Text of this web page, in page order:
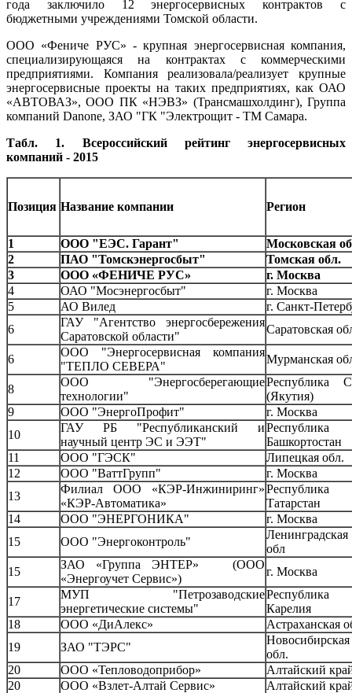
года заключило 12 энергосервисных контрактов с
бюджетными учреждениями Томской области.
ООО «Фениче РУС» - крупная энергосервисная компания,
специализирующаяся на контрактах с коммерческими
предприятиями. Компания реализовала/реализует крупные
энергосервисные проекты на таких предприятиях, как ОАО
«АВТОВАЗ», ООО ПК «НЭВЗ» (Трансмашхолдинг), Группа
компаний Danone, ЗАО "ГК "Электрощит - ТМ Самара.
Табл. 1. Всероссийский рейтинг энергосервисных
компаний - 2015
Позиция Название компании Регион
1 ООО "ЕЭС. Гарант"
Московская
2
ПАО "Томскэнергосбыт"
Томская обл.
3
ООО «ФЕНИЧЕ РУС»
г. Москва
4
ОАО "Мосэнергосбыт"
г. Москва
5
АО Вилед
г. Санкт-
6
ГАУ "Агентство энергосбережения
Саратовской области"
Саратовская
6
ООО "Энергосервисная компания
"ТЕПЛО СЕВЕРА"
Мурманская
8
ООО "Энергосберегающие
технологии"
Республика
(Якутия)
9
ООО "ЭнергоПрофит"
г. Москва
10
ГАУ РБ "Республиканский и
научный центр ЭС и ЭЭТ"
Республика
Башкортостан
11
ООО "ГЭСК"
Липецкая обл.
12
ООО "ВаттГрупп"
г. Москва
13
Филиал ООО «КЭР-Инжиниринг»
«КЭР-Автоматика»
Республика
Татарстан
14
ООО "ЭНЕРГОНИКА"
г. Москва
15
ООО "Энергоконтроль"
Ленинградская
обл
15
ЗАО «Группа ЭНТЕР» (ООО
«Энергоучет Сервис»)
г. Москва
17
МУП "Петрозаводские
энергетические системы"
Республика
Карелия
18
ООО «ДиАлекс»
Астраханская
19
ЗАО "ТЭРС"
Новосибирская
обл.
20
ООО «Тепловодоприбор»
Алтайский
20
ООО «Взлет-Алтай Сервис»
Алтайский